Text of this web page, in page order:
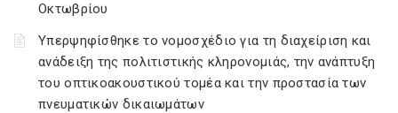
Οκτωβρίου
Υπερψηφίσθηκε το νομοσχέδιο για τη διαχείριση και
ανάδειξη της πολιτιστικής κληρονομιάς, την ανάπτυξη
του οπτικοακουστικού τομέα και την προστασία των
πνευματικών δικαιωμάτων